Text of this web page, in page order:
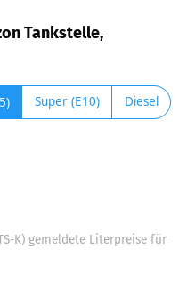
Tankstelle,
Super (E10) Diesel
K) gemeldete Literpreise für